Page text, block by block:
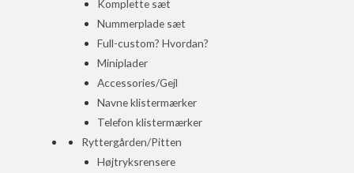
Komplette sæt
Nummerplade sæt
Full-custom? Hvordan?
Miniplader
Accessories/Gejl
Navne klistermærker
Telefon klistermærker
Ryttergården/Pitten
Højtryksrensere